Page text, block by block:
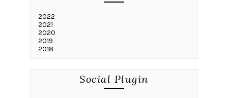
2022
2021
2020
2019
2018
Social Plugin